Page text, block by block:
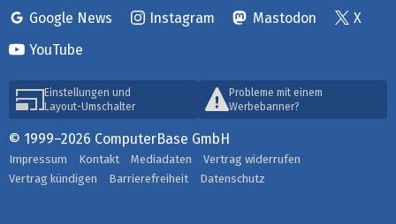
Google News
Instagram Mastodon
X
YouTube
Einstellungen und
Layout-Umschalter
Probleme mit einem
Werbebanner?
© 1999–2026 ComputerBase GmbH
Impressum Kontakt Mediadaten
Vertrag widerrufen
Vertrag kündigen
Barrierefreiheit Datenschutz